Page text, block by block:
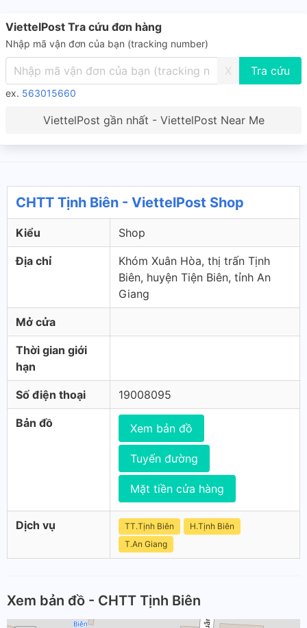
ViettelPost Tra cứu đơn hàng
Nhập mã vận đơn của bạn (tracking number)
X
ex. 563015660
ViettelPost gần nhất - ViettelPost Near Me
CHTT Tịnh Biên - ViettelPost Shop
Kiểu Shop
Địa chỉ
Khóm Xuân Hòa, thị trấn Tịnh
Biên, huyện Tiện Biên, tỉnh An
Giang
Mở cửa
Thời gian giới
hạn
Số điện thoại 19008095
Bản đồ Xem bản đồ
Tuyến đường
Mặt tiền cửa hàng
Dịch vụ TT.Tịnh Biên
H.Tịnh Biên
T.An Giang
Xem bản đồ - CHTT Tịnh Biên